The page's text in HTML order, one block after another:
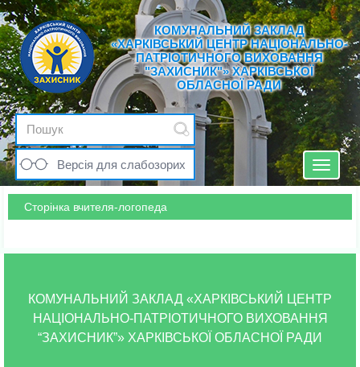
КОМУНАЛЬНИЙ ЗАКЛАД
«ХАРКІВСЬКИЙ ЦЕНТР НАЦІОНАЛЬНО-
ПАТРІОТИЧНОГО ВИХОВАННЯ
"ЗАХИСНИК"» ХАРКІВСЬКОЇ
ОБЛАСНОЇ РАДИ
Версія для слабозорих
Toggle
Сторінка вчителя-логопеда
КОМУНАЛЬНИЙ ЗАКЛАД «ХАРКІВСЬКИЙ ЦЕНТР
НАЦІОНАЛЬНО-ПАТРІОТИЧНОГО ВИХОВАННЯ
“ЗАХИСНИК”» ХАРКІВСЬКОЇ ОБЛАСНОЇ РАДИ